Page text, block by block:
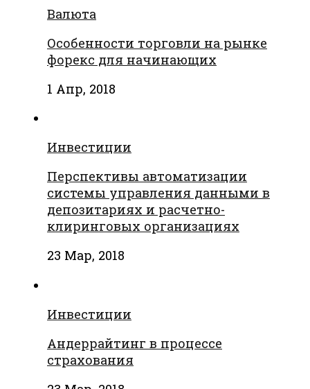
Валюта
Особенности торговли на рынке
форекс для начинающих
1 Апр, 2018
Инвестиции
Перспективы автоматизации
системы управления данными в
депозитариях и расчетно-
клиринговых организациях
23 Мар, 2018
Инвестиции
Андеррайтинг в процессе
страхования